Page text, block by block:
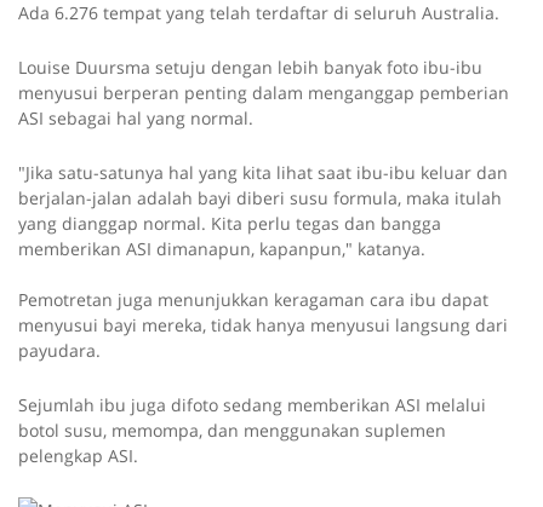
Ada 6.276 tempat yang telah terdaftar di seluruh Australia.
Louise Duursma setuju dengan lebih banyak foto ibu-ibu
menyusui berperan penting dalam menganggap pemberian
ASI sebagai hal yang normal.
"Jika satu-satunya hal yang kita lihat saat ibu-ibu keluar dan
berjalan-jalan adalah bayi diberi susu formula, maka itulah
yang dianggap normal. Kita perlu tegas dan bangga
memberikan ASI dimanapun, kapanpun," katanya.
Pemotretan juga menunjukkan keragaman cara ibu dapat
menyusui bayi mereka, tidak hanya menyusui langsung dari
payudara.
Sejumlah ibu juga difoto sedang memberikan ASI melalui
botol susu, memompa, dan menggunakan suplemen
pelengkap ASI.